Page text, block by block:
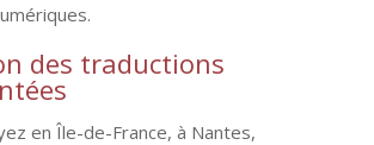
des traductions
en Île-de-France, à Nantes,